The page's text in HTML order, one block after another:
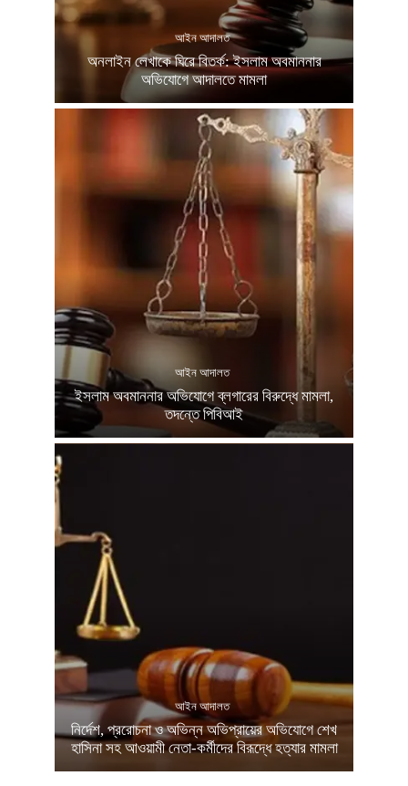
আইন আদালত
অনলাইন লেখাকে ঘিরে বিতর্ক: ইসলাম অবমাননার
অভিযোগে আদালতে মামলা
আইন আদালত
ইসলাম অবমাননার অভিযোগে ব্লগারের বিরুদ্ধে মামলা,
তদন্তে পিবিআই
আইন আদালত
নির্দেশ, প্ররোচনা ও অভিন্ন অভিপ্রায়ের অভিযোগে শেখ
হাসিনা সহ আওয়ামী নেতা-কর্মীদের বিরূদ্ধে হত্যার মামলা